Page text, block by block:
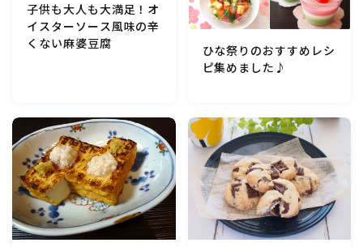
子供も大人も大満足！オ
イスターソース風味の辛
くない麻婆豆腐
ひな祭りのおすすめレシ
ピ集めました♪